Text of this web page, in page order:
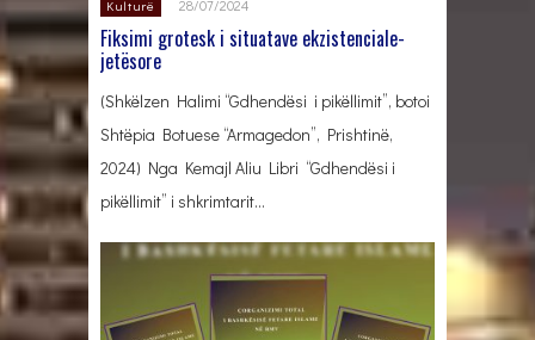
Kulturë 28/07/2024
Fiksimi grotesk i situatave ekzistenciale-
jetësore
(Shkëlzen Halimi “Gdhendësi i pikëllimit”, botoi
Shtëpia Botuese “Armagedon”, Prishtinë,
2024) Nga Kemajl Aliu Libri “Gdhendësi i
pikëllimit” i shkrimtarit…